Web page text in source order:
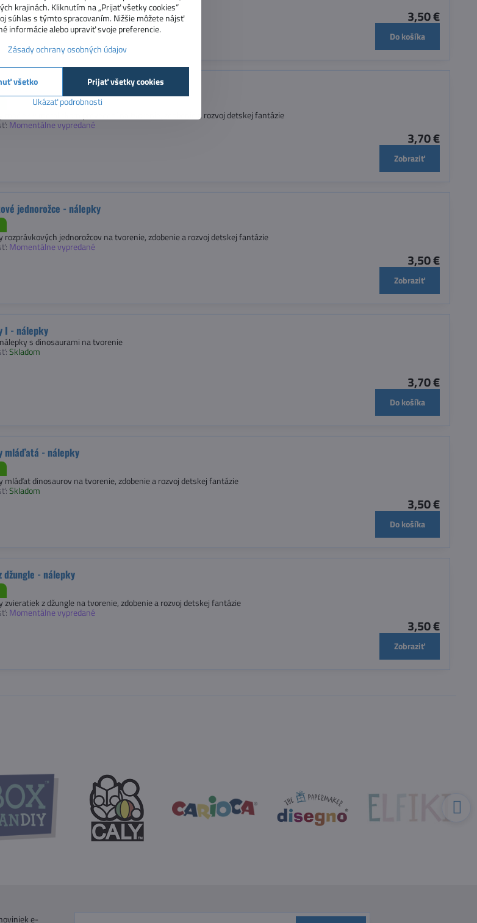
3,50 €
Do košíka
mačiek v metalickom prevedení na tvorenie, zdobenie a rozvoj detskej fantázie
Momentálne vypredané
3,70 €
Zobraziť
jednorožce - nálepky
rozprávkových jednorožcov na tvorenie, zdobenie a rozvoj detskej fantázie
Momentálne vypredané
3,50 €
Zobraziť
I - nálepky
s dinosaurami na tvorenie
Skladom
3,70 €
Do košíka
mláďatá - nálepky
mláďat dinosaurov na tvorenie, zdobenie a rozvoj detskej fantázie
Skladom
3,50 €
Do košíka
džungle - nálepky
zvieratiek z džungle na tvorenie, zdobenie a rozvoj detskej fantázie
Momentálne vypredané
3,50 €
Zobraziť
e-
krajinách. Kliknutím na „Prijať všetky cookies“
súhlas s týmto spracovaním. Nižšie môžete nájsť
informácie alebo upraviť svoje preferencie.
Zásady ochrany osobných údajov
Ukázať podrobnosti
Prijať všetky cookies
všetko